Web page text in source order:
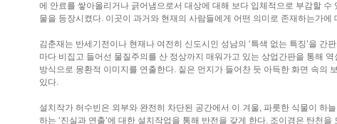
에 안료를 쌓아올리거나 긁어냄으로서 대상에 대해 보다 입체적으로 부감할
물을 등장시켰다. 이곳이 과거와 현재의 사람들에게 어떤 의미로 존재하는가
김춘재는 반세기전이나 현재나 여전히 신도시인 성남의 ‘특색 없는 특징’을
마다 비집고 들어선 물질주의를 산 정상까지 매워가고 있는 상업간판을 통해
방식으로 몽환적 이미지를 연출한다. 짙은 먼지가 들어찬 듯 아득한 화면 속의
있다.
설치작가 허수빈은 외부와 완전히 차단된 공간에서 이 겨울, 파릇한 식물이 하
하는 ‘진실과 연출’에 대한 설치작업을 통해 반전을 갖게 한다. 조이경은 탄천